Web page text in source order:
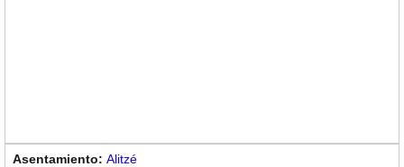
Alitzé